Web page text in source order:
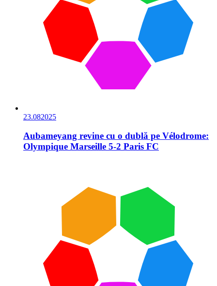
23.082025
Aubameyang revine cu o dublă pe Vélodrome:
Olympique Marseille 5-2 Paris FC